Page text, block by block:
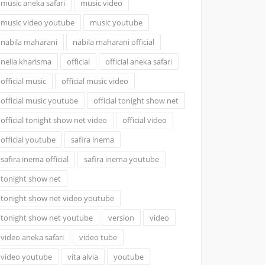
music aneka safari
music video
music video youtube
music youtube
nabila maharani
nabila maharani official
nella kharisma
official
official aneka safari
official music
official music video
official music youtube
official tonight show net
official tonight show net video
official video
official youtube
safira inema
safira inema official
safira inema youtube
tonight show net
tonight show net video youtube
tonight show net youtube
version
video
video aneka safari
video tube
video youtube
vita alvia youtube